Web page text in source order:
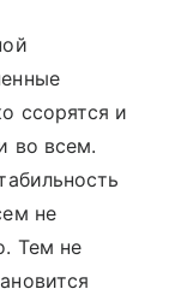
ссорятся и
во всем.
не
Тем не